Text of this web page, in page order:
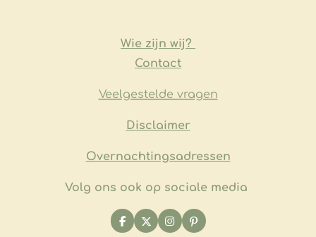
Wie zijn wij?
Contact
Veelgestelde vragen
​Disclaimer
Overnachtingsadressen
Volg ons ook op sociale media
F
X
I
P